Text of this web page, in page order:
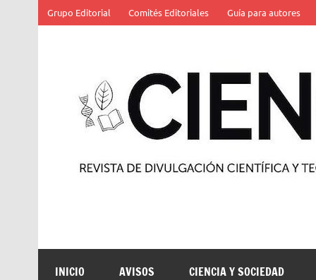
contenido
Grupo Editorial Comités Editoriales Guía para autores
INICIO AVISOS CIENCIA Y SOCIEDAD